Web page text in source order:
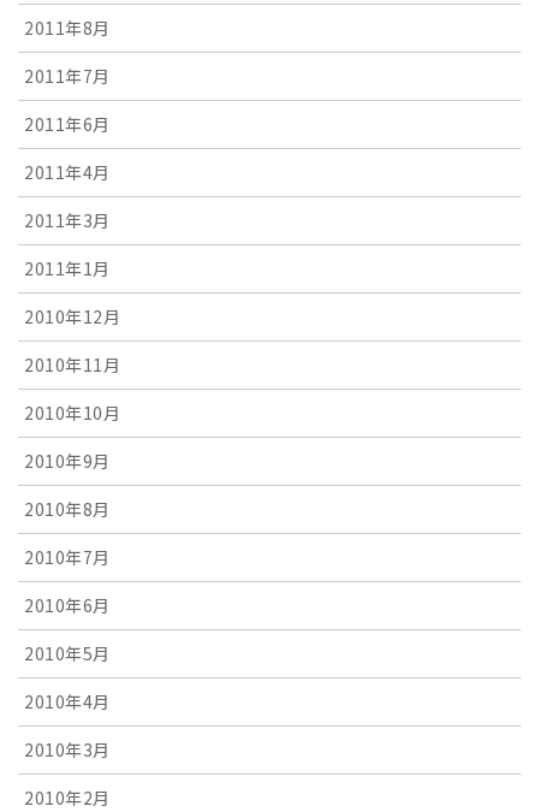
2011年8月
2011年7月
2011年6月
2011年4月
2011年3月
2011年1月
2010年12月
2010年11月
2010年10月
2010年9月
2010年8月
2010年7月
2010年6月
2010年5月
2010年4月
2010年3月
2010年2月